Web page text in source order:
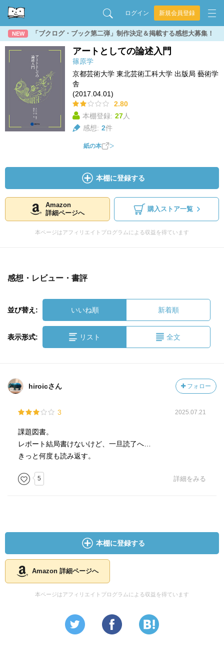
ログイン 新規会員登録
NEW 「ブクログ・ブック第二弾」制作決定＆掲載する感想大募集！
アートとしての論述入門
篠原学
京都芸術大学 東北芸術工科大学 出版局 藝術学
舎
(2017.04.01)
2.80
本棚登録: 27人
感想: 2件
紙の本
本棚に登録する
Amazon
詳細ページへ
購入ストア一覧
本ページはアフィリエイトプログラムによる収益を得ています
感想・レビュー・書評
並び替え: いいね順 新着順
表示形式: リスト 全文
hiroicさん フォロー
3 2025.07.21
課題図書。
レポート結局書けないけど、一旦読了へ…
きっと何度も読み返す。
5 詳細をみる
本棚に登録する
Amazon 詳細ページへ
本ページはアフィリエイトプログラムによる収益を得ています